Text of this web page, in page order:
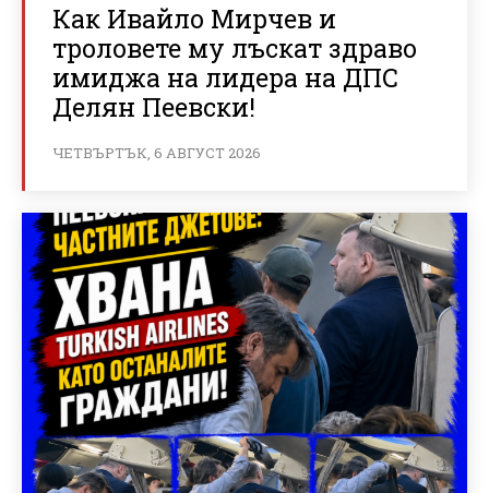
Как Ивайло Мирчев и
троловете му лъскат здраво
имиджа на лидера на ДПС
Делян Пеевски!
ЧЕТВЪРТЪК, 6 АВГУСТ 2026